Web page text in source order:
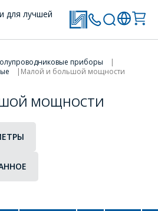
для лучшей
приборы
Малой и большой мощности
МОЩНОСТИ